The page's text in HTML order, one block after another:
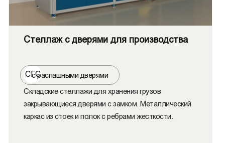
Стеллаж с дверями для производства
СГС
с распашными дверями
Складские стеллажи для хранения грузов
закрывающиеся дверями с замком. Металлический
каркас из стоек и полок с ребрами жесткости.